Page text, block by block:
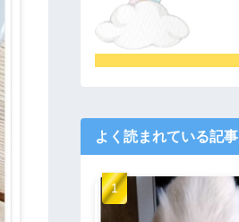
よく読まれている記事